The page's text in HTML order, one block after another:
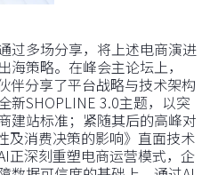
过多场分享，将上述电商演进
策略。在峰会主论坛上，
伴分享了平台战略与技术架构
新SHOPLINE 3.0主题，以突
建站标准；紧随其后的高峰对
及消费决策的影响》直面技术
正深刻重塑电商运营模式，企